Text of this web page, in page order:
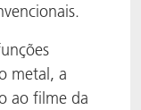
metal, a
ao filme da